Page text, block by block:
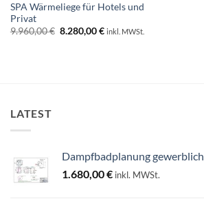
SPA Wärmeliege für Hotels und
Privat
9.960,00€ Ursprünglicher
8.280,00€Aktueller
inkl. MWSt.
LATEST
Dampfbadplanung gewerblich
1.680,00€ inkl. MWSt.